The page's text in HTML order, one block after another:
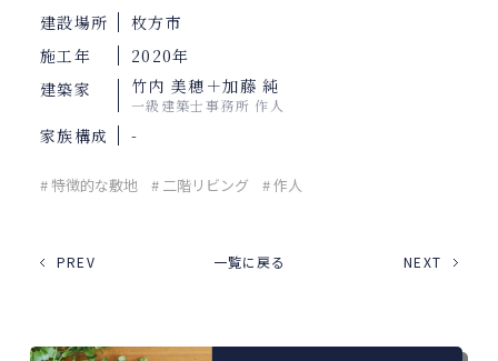
建設場所
枚方市
施工年
2020年
建築家
竹内 美穂＋加藤 純
一級建築士事務所 作人
家族構成 -
# 特徴的な敷地 # 二階リビング # 作人
PREV 一覧に戻る NEXT